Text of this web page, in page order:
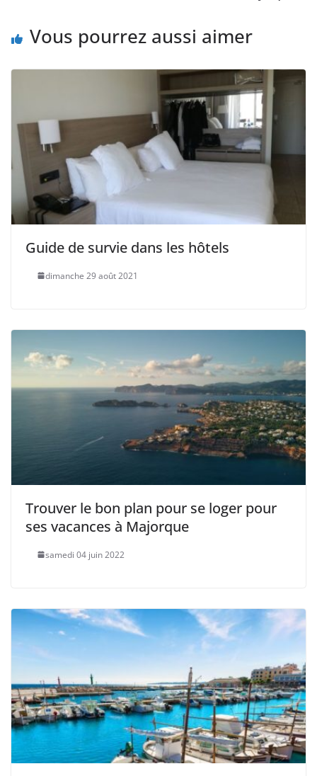
Vous pourrez aussi aimer
Guide de survie dans les hôtels
dimanche 29 août 2021
Trouver le bon plan pour se loger pour
ses vacances à Majorque
samedi 04 juin 2022